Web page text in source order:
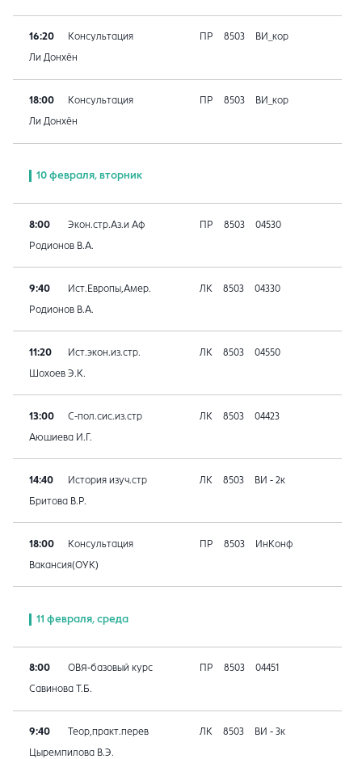
16:20 Консультация ПР 8503 ВИ_кор
Ли Донхён
18:00 Консультация ПР 8503 ВИ_кор
Ли Донхён
10 февраля, вторник
8:00 Экон.стр.Аз.и Аф ПР 8503 04530
Родионов В.А.
9:40 Ист.Европы,Амер. ЛК 8503 04330
Родионов В.А.
11:20 Ист.экон.из.стр. ЛК 8503 04550
Шохоев Э.К.
13:00 С-пол.сис.из.стр ЛК 8503 04423
Аюшиева И.Г.
14:40 История изуч.стр ЛК 8503 ВИ - 2к
Бритова В.Р.
18:00 Консультация ПР 8503 ИнКонф
Вакансия(ОУК)
11 февраля, среда
8:00 ОВЯ-базовый курс ПР 8503 04451
Савинова Т.Б.
9:40 Теор,практ.перев ЛК 8503 ВИ - 3к
Цыремпилова В.Э.